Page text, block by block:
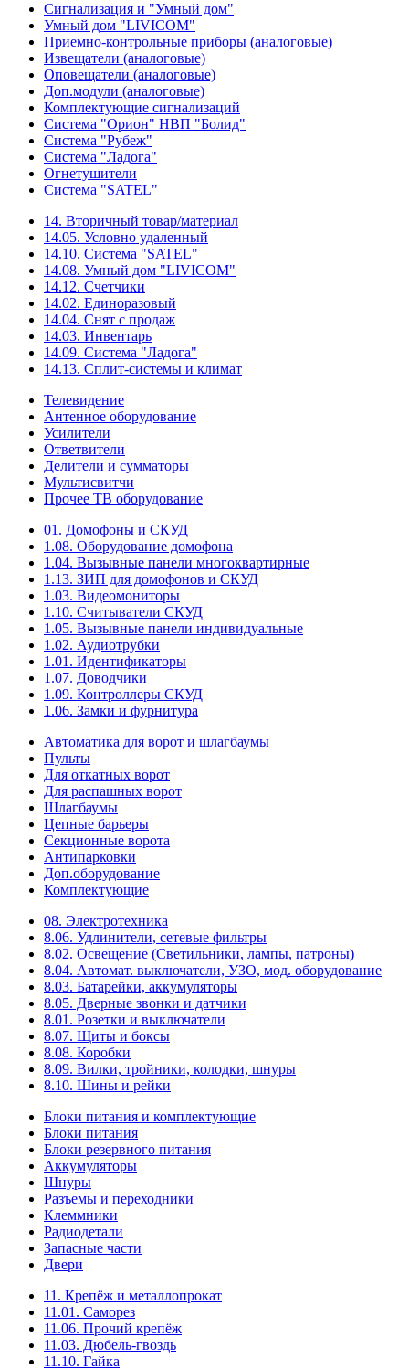
Сигнализация и "Умный дом"
Умный дом "LIVICOM"
Приемно-контрольные приборы (аналоговые)
Извещатели (аналоговые)
Оповещатели (аналоговые)
Доп.модули (аналоговые)
Комплектующие сигнализаций
Система "Орион" НВП "Болид"
Система "Рубеж"
Система "Ладога"
Огнетушители
Система "SATEL"
14. Вторичный товар/материал
14.05. Условно удаленный
14.10. Система "SATEL"
14.08. Умный дом "LIVICOM"
14.12. Счетчики
14.02. Единоразовый
14.04. Снят с продаж
14.03. Инвентарь
14.09. Система "Ладога"
14.13. Сплит-системы и климат
Телевидение
Антенное оборудование
Усилители
Ответвители
Делители и сумматоры
Мультисвитчи
Прочее ТВ оборудование
01. Домофоны и СКУД
1.08. Оборудование домофона
1.04. Вызывные панели многоквартирные
1.13. ЗИП для домофонов и СКУД
1.03. Видеомониторы
1.10. Считыватели СКУД
1.05. Вызывные панели индивидуальные
1.02. Аудиотрубки
1.01. Идентификаторы
1.07. Доводчики
1.09. Контроллеры СКУД
1.06. Замки и фурнитура
Автоматика для ворот и шлагбаумы
Пульты
Для откатных ворот
Для распашных ворот
Шлагбаумы
Цепные барьеры
Секционные ворота
Антипарковки
Доп.оборудование
Комплектующие
08. Электротехника
8.06. Удлинители, сетевые фильтры
8.02. Освещение (Светильники, лампы, патроны)
8.04. Автомат. выключатели, УЗО, мод. оборудование
8.03. Батарейки, аккумуляторы
8.05. Дверные звонки и датчики
8.01. Розетки и выключатели
8.07. Щиты и боксы
8.08. Коробки
8.09. Вилки, тройники, колодки, шнуры
8.10. Шины и рейки
Блоки питания и комплектующие
Блоки питания
Блоки резервного питания
Аккумуляторы
Шнуры
Разъемы и переходники
Клеммники
Радиодетали
Запасные части
Двери
11. Крепёж и металлопрокат
11.01. Саморез
11.06. Прочий крепёж
11.03. Дюбель-гвоздь
11.10. Гайка